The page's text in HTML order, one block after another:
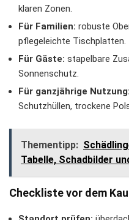
klaren Zonen.
Für Familien: robuste
pflegeleichte Tischplatten.
Für Gäste: stapelbare
Sonnenschutz.
Für ganzjährige Nutzung:
Schutzhüllen, trockene
Thementipp:
Tabelle, Schadbilder
Checkliste vor dem